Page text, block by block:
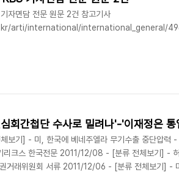
자면담 전문 원문 2건 참고기사
arti/international/international_general/
기] - 미, 한국에 베네주엘라 무기수출 중단압력 -
리크스 한국전문 2011/12/08 - [분류 전체보기] -
거래위원회 서류 2011/12/06 - [분류 전체보기] -